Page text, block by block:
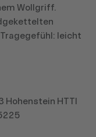
Wollgriff.
leicht
Hohenstein HTTI